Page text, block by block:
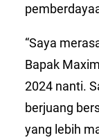
“Saya
Bapak
2024 nanti.
berjuang
yang lebih